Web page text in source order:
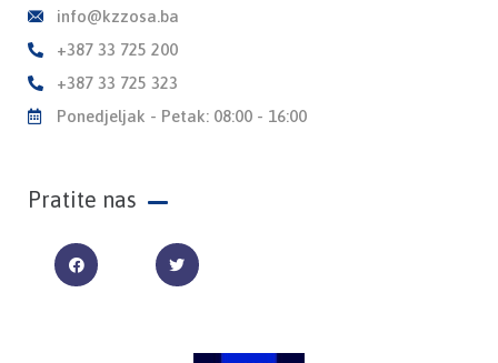
info@kzzosa.ba
+387 33 725 200
+387 33 725 323
Ponedjeljak - Petak: 08:00 - 16:00
Pratite nas